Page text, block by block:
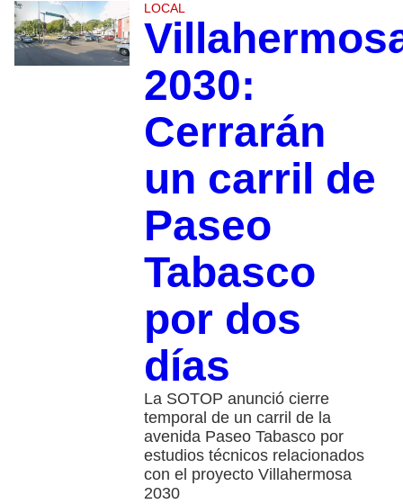
LOCAL
2030:
Cerrarán
un carril de
Paseo
Tabasco
por dos
días
La SOTOP anunció cierre
temporal de un carril de la
avenida Paseo Tabasco por
estudios técnicos relacionados
con el proyecto Villahermosa
2030